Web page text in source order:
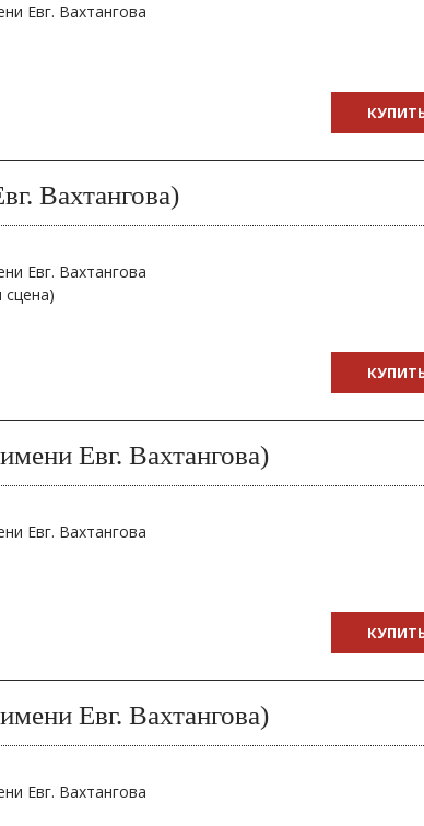
Евг. Вахтангова
Вахтангова)
Евг. Вахтангова
Евг. Вахтангова)
Евг. Вахтангова
Евг. Вахтангова)
Евг. Вахтангова